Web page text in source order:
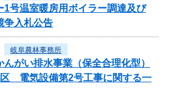
1号温室暖房用ボイラー調達及び
争入札公告
岐阜農林事務所
んがい排水事業（保全合理化型）
電気設備第2号工事に関する一